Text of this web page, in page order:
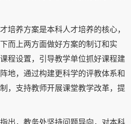
培养方案是本科人才培养的核心，
而上两方面做好方案的制订和实
程设置，引导教学单位抓好课程建
地，通过构建更科学的评教体系和
，支持教师开展课堂教学改革，提
出，教务处坚持问题导向，对本科